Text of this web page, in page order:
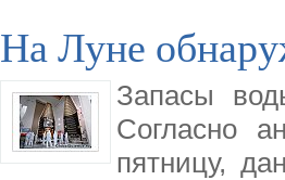
На Луне
Запасы
Согласно
пятницу,